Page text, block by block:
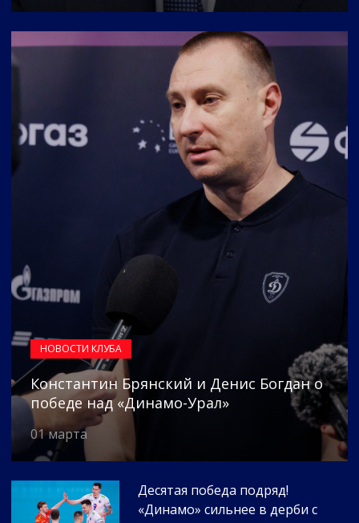
НОВОСТИ КЛУБА
Константин Брянский и Денис Богдан о
победе над «Динамо-Урал»
01 марта
Десятая победа подряд!
«Динамо» сильнее в дерби с